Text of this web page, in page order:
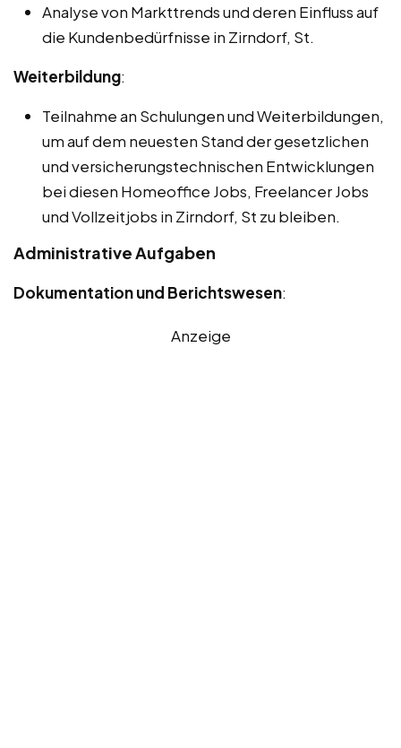
Analyse von Markttrends und deren Einfluss auf
die Kundenbedürfnisse in Zirndorf, St.
Weiterbildung:
Teilnahme an Schulungen und Weiterbildungen,
um auf dem neuesten Stand der gesetzlichen
und versicherungstechnischen Entwicklungen
bei diesen Homeoffice Jobs, Freelancer Jobs
und Vollzeitjobs in Zirndorf, St zu bleiben.
Administrative Aufgaben
Dokumentation und Berichtswesen:
Anzeige